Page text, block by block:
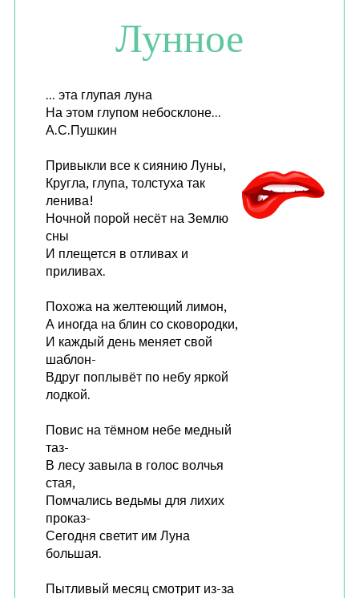
Лунное
... эта глупая луна
На этом глупом небосклоне...
А.С.Пушкин
Привыкли все к сиянию Луны,
Кругла, глупа, толстуха так
ленива!
Ночной порой несёт на Землю
сны
И плещется в отливах и
приливах.
Похожа на желтеющий лимон,
А иногда на блин со сковородки,
И каждый день меняет свой
шаблон-
Вдруг поплывёт по небу яркой
лодкой.
Повис на тёмном небе медный
таз-
В лесу завыла в голос волчья
стая,
Помчались ведьмы для лихих
проказ-
Сегодня светит им Луна
большая.
Пытливый месяц смотрит из-за